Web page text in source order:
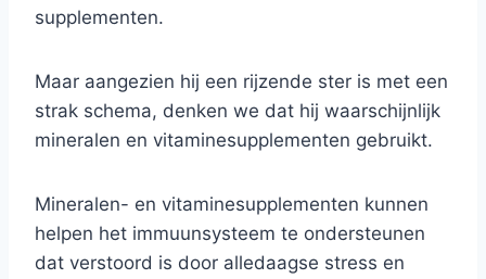
supplementen.
Maar aangezien hij een rijzende ster is met een
strak schema, denken we dat hij waarschijnlijk
mineralen en vitaminesupplementen gebruikt.
Mineralen- en vitaminesupplementen kunnen
helpen het immuunsysteem te ondersteunen
dat verstoord is door alledaagse stress en